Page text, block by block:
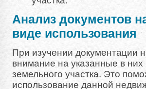
Анализ документов
виде использования
При изучении документации
внимание на указанные в
земельного участка. Это
использование данной